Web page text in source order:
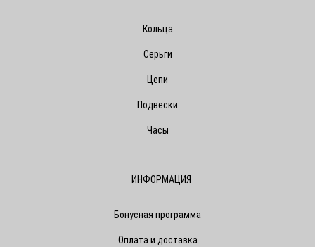
Кольца
Серьги
Цепи
Подвески
Часы
ИНФОРМАЦИЯ
Бонусная программа
Оплата и доставка